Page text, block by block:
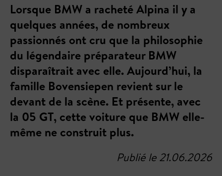
Lorsque BMW a racheté Alpina il y a
quelques années, de nombreux
passionnés ont cru que la philosophie
du légendaire préparateur BMW
disparaîtrait avec elle. Aujourd’hui, la
famille Bovensiepen revient sur le
devant de la scène. Et présente, avec
la 05 GT, cette voiture que BMW elle-
même ne construit plus.
Publié le 21.06.2026